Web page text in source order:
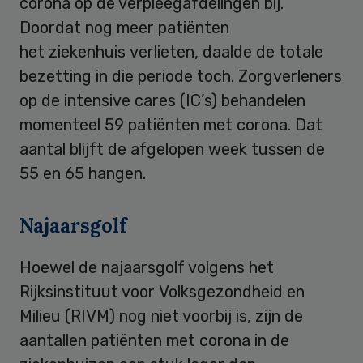
Doordat nog meer patiënten
het ziekenhuis verlieten, daalde de totale
bezetting in die periode toch. Zorgverleners
op de intensive cares (IC’s) behandelen
momenteel 59 patiënten met corona. Dat
aantal blijft de afgelopen week tussen de
55 en 65 hangen.
Najaarsgolf
Hoewel de najaarsgolf volgens het
Rijksinstituut voor Volksgezondheid en
Milieu (RIVM) nog niet voorbij is, zijn de
aantallen patiënten met corona in de